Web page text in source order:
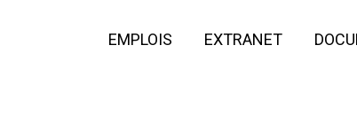
EMPLOIS EXTRANET